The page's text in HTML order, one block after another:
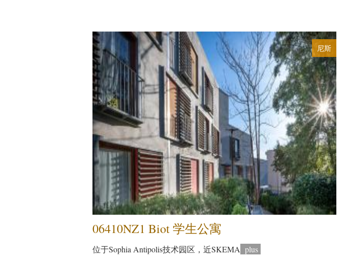
尼斯
06410NZ1 Biot 学生公寓
位于Sophia Antipolis技术园区，近SKEMA plus